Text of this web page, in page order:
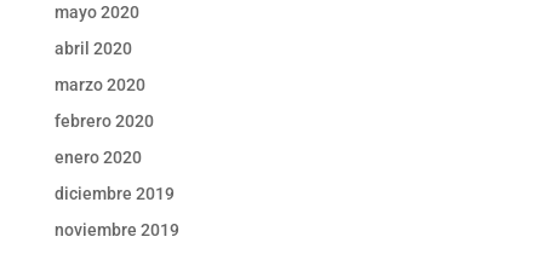
mayo 2020
abril 2020
marzo 2020
febrero 2020
enero 2020
diciembre 2019
noviembre 2019